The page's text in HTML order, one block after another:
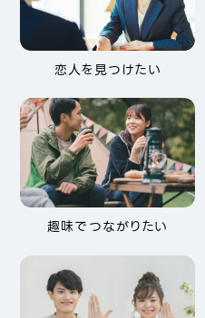
恋人を見つけたい
趣味でつながりたい